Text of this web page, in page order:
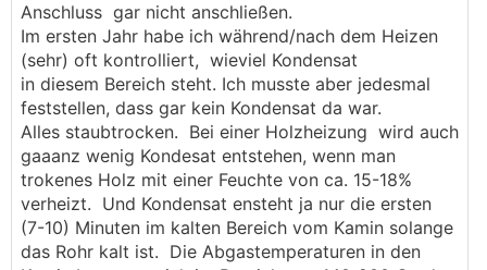
Anschluss gar nicht anschließen.
Im ersten Jahr habe ich während/nach dem Heizen
(sehr) oft kontrolliert, wieviel Kondensat
in diesem Bereich steht. Ich musste aber jedesmal
feststellen, dass gar kein Kondensat da war.
Alles staubtrocken. Bei einer Holzheizung wird auch
gaaanz wenig Kondesat entstehen, wenn man
trokenes Holz mit einer Feuchte von ca. 15-18%
verheizt. Und Kondensat ensteht ja nur die ersten
(7-10) Minuten im kalten Bereich vom Kamin solange
das Rohr kalt ist. Die Abgastemperaturen in den